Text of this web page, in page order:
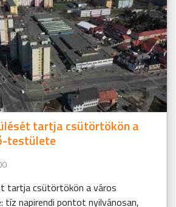
tartja csütörtökön a
testülete
tartja csütörtökön a város
napirendi pontot nyilvánosan,